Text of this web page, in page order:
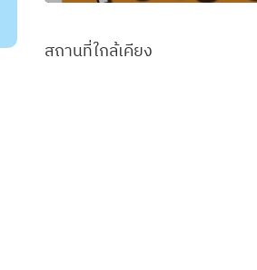
สถานที่ใกล้เคียง